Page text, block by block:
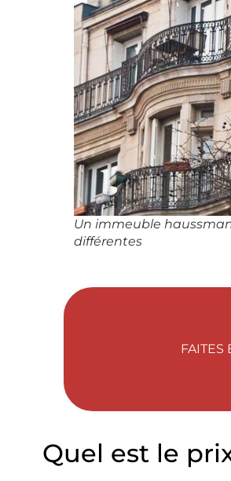
Un immeuble
différentes
FAITES
Quel est le